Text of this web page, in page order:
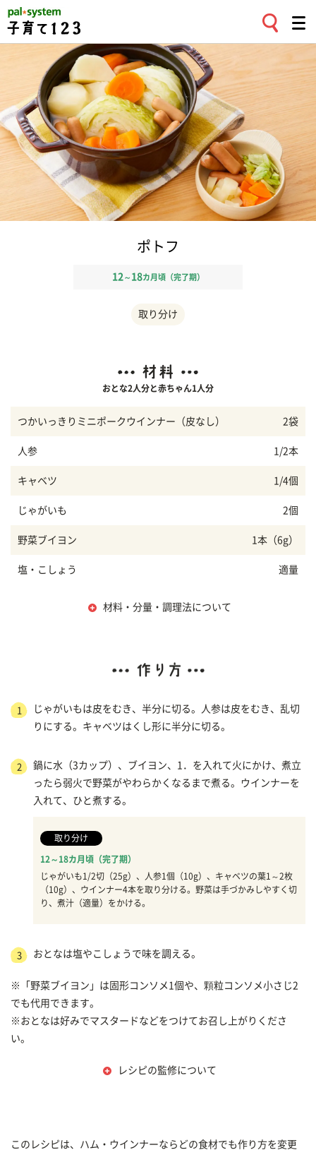
ポトフ
12 ～ 18カ月頃（完了期）
取り分け
おとな2人分と赤ちゃん1人分
つかいっきりミニポークウインナー（皮なし） 2袋
人参 1/2本
キャベツ 1/4個
じゃがいも 2個
野菜ブイヨン 1本（6g）
塩・こしょう 適量
材料・分量・調理法について
1
じゃがいもは皮をむき、半分に切る。人参は皮をむき、乱切
りにする。キャベツはくし形に半分に切る。
2
鍋に水（3カップ）、ブイヨン、1．を入れて火にかけ、煮立
ったら弱火で野菜がやわらかくなるまで煮る。ウインナーを
入れて、ひと煮する。
取り分け
12～18カ月頃（完了期）
じゃがいも1/2切（25g）、人参1個（10g）、キャベツの葉1～2枚
（10g）、ウインナー4本を取り分ける。野菜は手づかみしやすく切
り、煮汁（適量）をかける。
3 おとなは塩やこしょうで味を調える。
※「野菜ブイヨン」は固形コンソメ1個や、顆粒コンソメ小さじ2
でも代用できます。
※おとなは好みでマスタードなどをつけてお召し上がりくださ
い。
レシピの監修について
このレシピは、ハム・ウインナーならどの食材でも作り方を変更